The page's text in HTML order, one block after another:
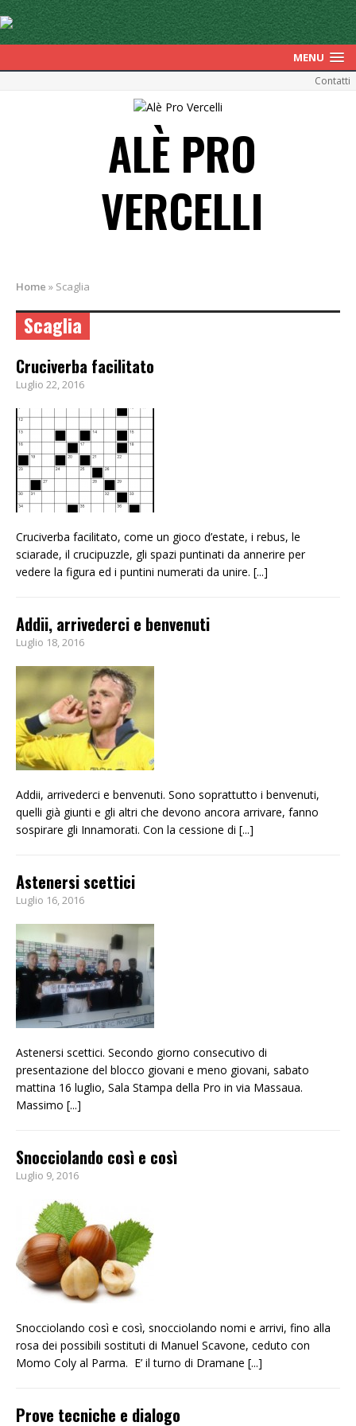
MENU
Contatti
ALÈ PRO
VERCELLI
Home » Scaglia
Scaglia
Cruciverba facilitato
Luglio 22, 2016
Cruciverba facilitato, come un gioco d’estate, i rebus, le
sciarade, il crucipuzzle, gli spazi puntinati da annerire per
vedere la figura ed i puntini numerati da unire. [...]
Addii, arrivederci e benvenuti
Luglio 18, 2016
Addii, arrivederci e benvenuti. Sono soprattutto i benvenuti,
quelli già giunti e gli altri che devono ancora arrivare, fanno
sospirare gli Innamorati. Con la cessione di [...]
Astenersi scettici
Luglio 16, 2016
Astenersi scettici. Secondo giorno consecutivo di
presentazione del blocco giovani e meno giovani, sabato
mattina 16 luglio, Sala Stampa della Pro in via Massaua.
Massimo [...]
Snocciolando così e così
Luglio 9, 2016
Snocciolando così e così, snocciolando nomi e arrivi, fino alla
rosa dei possibili sostituti di Manuel Scavone, ceduto con
Momo Coly al Parma. E’ il turno di Dramane [...]
Prove tecniche e dialogo